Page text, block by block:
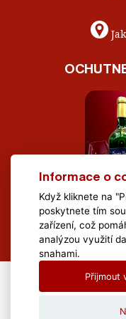
All Rights Reserved
Informace o
Když kliknete na
poskytnete tím
zařízení, což
analýzou využití
snahami.
Přijmout